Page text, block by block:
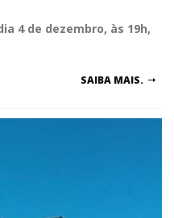
4 de dezembro, às 19h,
SAIBA MAIS.